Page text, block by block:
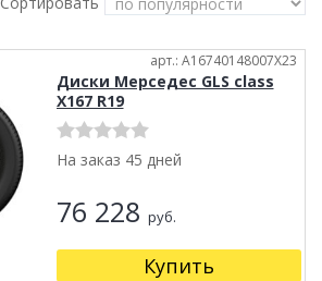
арт.: A16740148007X23
Диски Мерседес GLS class
X167 R19
На заказ 45 дней
76 228 руб.
Купить